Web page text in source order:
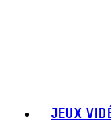
JEUX